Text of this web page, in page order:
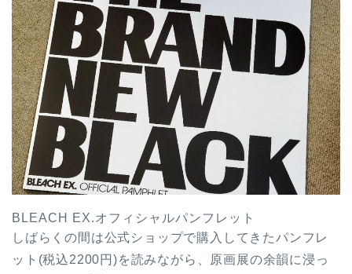
BLEACH EX.オフィシャルパンフレット
しばらくの間は公式ショップで購入してきたパンフレ
ット(税込2200円)を読みながら、原画展の余韻に浸っ